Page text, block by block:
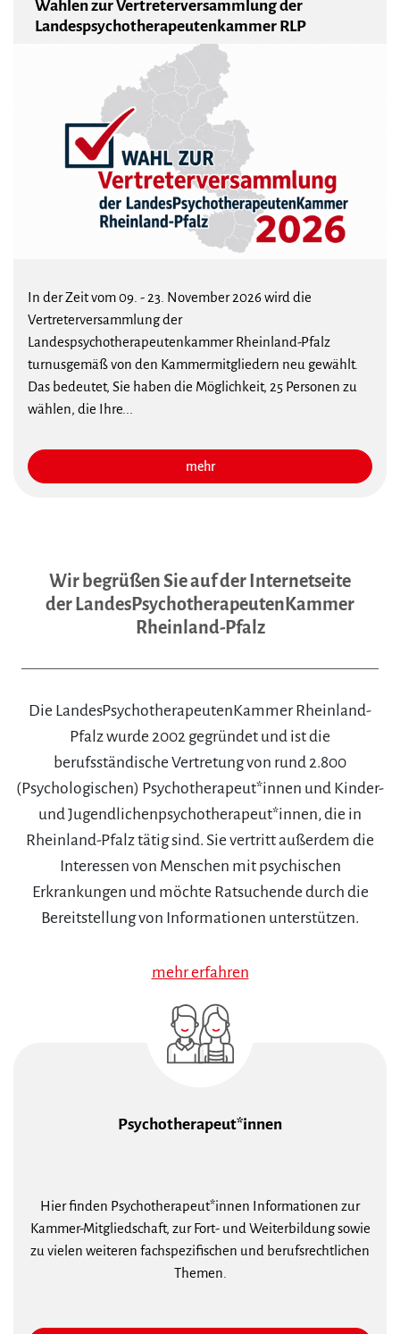
Wahlen zur Vertreterversammlung der
Landespsychotherapeutenkammer RLP
In der Zeit vom 09. - 23. November 2026 wird die
Vertreterversammlung der
Landespsychotherapeutenkammer Rheinland-Pfalz
turnusgemäß von den Kammermitgliedern neu gewählt.
Das bedeutet, Sie haben die Möglichkeit, 25 Personen zu
wählen, die Ihre...
mehr
Wir begrüßen Sie auf der Internetseite
der LandesPsychotherapeutenKammer
Rheinland-Pfalz
Die LandesPsychotherapeutenKammer Rheinland-
Pfalz wurde 2002 gegründet und ist die
berufsständische Vertretung von rund 2.800
(Psychologischen) Psychotherapeut*innen und Kinder-
und Jugendlichenpsychotherapeut*innen, die in
Rheinland-Pfalz tätig sind. Sie vertritt außerdem die
Interessen von Menschen mit psychischen
Erkrankungen und möchte Ratsuchende durch die
Bereitstellung von Informationen unterstützen.
mehr erfahren
Psychotherapeut*innen
Hier finden Psychotherapeut*innen Informationen zur
Kammer-Mitgliedschaft, zur Fort- und Weiterbildung sowie
zu vielen weiteren fachspezifischen und berufsrechtlichen
Themen.